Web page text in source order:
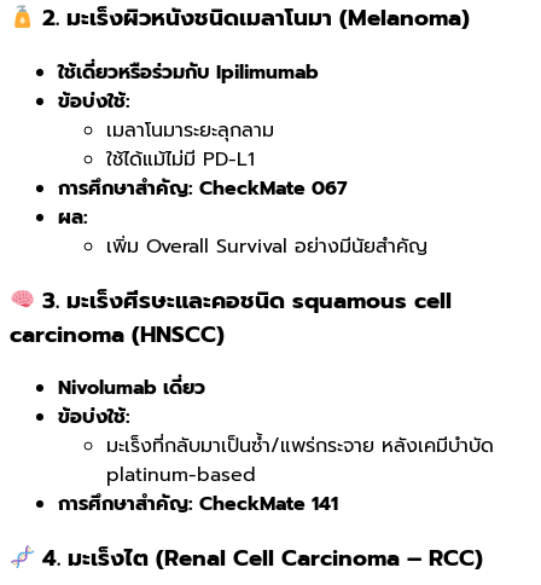
2. มะเร็งผิวหนังชนิดเมลาโนมา (Melanoma)
ใช้เดี่ยวหรือร่วมกับ Ipilimumab
ข้อบ่งใช้:
เมลาโนมาระยะลุกลาม
ใช้ได้แม้ไม่มี PD-L1
การศึกษาสำคัญ: CheckMate 067
ผล:
เพิ่ม Overall Survival อย่างมีนัยสำคัญ
3. มะเร็งศีรษะและคอชนิด squamous cell
carcinoma (HNSCC)
Nivolumab เดี่ยว
ข้อบ่งใช้:
มะเร็งที่กลับมาเป็นซ้ำ/แพร่กระจาย หลังเคมีบำบัด
platinum-based
การศึกษาสำคัญ: CheckMate 141
4. มะเร็งไต (Renal Cell Carcinoma – RCC)